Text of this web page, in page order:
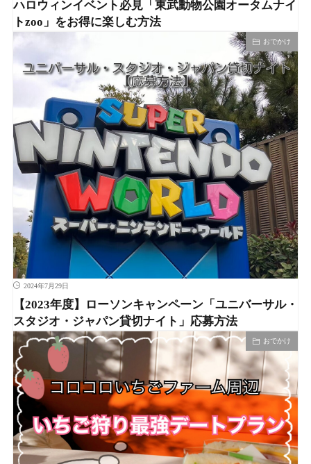
ハロウィンイベント必見「東武動物公園オータムナイ
トzoo」をお得に楽しむ方法
おでかけ
2024年7月29日
【2023年度】ローソンキャンペーン「ユニバーサル・
スタジオ・ジャパン貸切ナイト」応募方法
おでかけ